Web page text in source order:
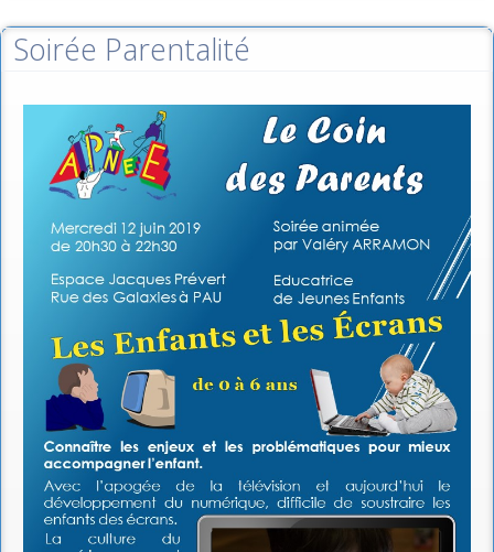
Soirée Parentalité